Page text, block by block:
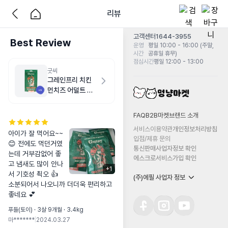
리뷰
Best Review
굿씨
그레인프리 치킨
먼치즈 어덜트 스
+1
아이가 잘 먹어요~~
😊 전에도 먹던거였
는데 거부감없어 좋
고 냄새도 많이 안나
서 기호성 쵝오 👍
소분되어서 나오니까 더더욱 편리하고
좋네요 💕
푸들(토이) · 3살 9개월 · 3.4kg
마******* 2024.03.27
고객센터1644-3955
운영
시간
평일 10:00 - 16:00 (주말,
공휴일 휴무)
점심시간평일 12:00 - 13:00
FAQB2B마켓 브랜드 소개
서비스이용약관개인정보처리방침
입점/제휴 문의
통신판매사업자정보 확인
에스크로서비스가입 확인
(주)에필 사업자 정보